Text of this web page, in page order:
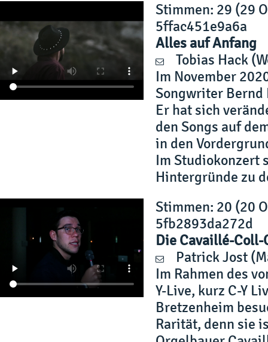
Stimmen: 29 (29
5ffac451e9a6a
Alles auf Anfang
Tobias Hack
Im November
Songwriter Bernd
Er hat sich
den Songs auf
in den
Im Studiokonzert
Hintergründe zu
Stimmen: 20 (20
5fb2893da272d
Die Cavaillé-Coll-
Patrick Jost
Im Rahmen des
Y-Live, kurz C-Y
Bretzenheim
Rarität, denn sie